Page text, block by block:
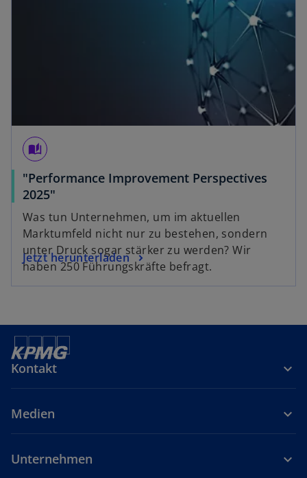
auto_stories
"Performance Improvement Perspectives
2025"
r
d
i
n
n
e
r
n
e
R
Was tun Unternehmen, um im aktuellen
Marktumfeld nicht nur zu bestehen, sondern
unter Druck sogar stärker zu werden? Wir
haben 250 Führungskräfte befragt.
Jetzt herunterladen
w
i
r
i
n
e
i
n
r
n
e
Kontakt
Medien
Unternehmen